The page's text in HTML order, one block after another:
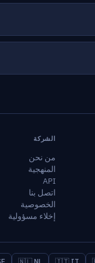
الشركة
من نحن
المنهجية
API
اتصل بنا
الخصوصية
إخلاء مسؤولية